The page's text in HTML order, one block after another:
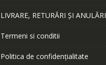
LIVRARE, RETURĂRI ȘI ANULĂRI
Termeni si conditii
Politica de confidențialitate